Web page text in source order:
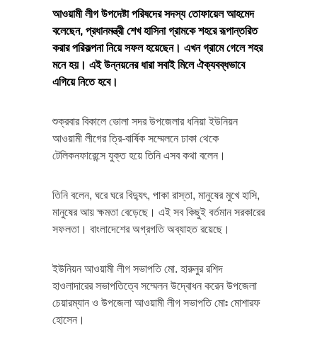
আওয়ামী লীগ উপদেষ্টা পরিষদের সদস্য তোফায়েল আহমেদ
বলেছেন, প্রধানমন্ত্রী শেখ হাসিনা গ্রামকে শহরে রূপান্তরিত
করার পরিকল্পনা নিয়ে সফল হয়েছেন। এখন গ্রামে গেলে শহর
মনে হয়। এই উন্নয়নের ধারা সবাই মিলে ঐক্যবব্ধভাবে
এগিয়ে নিতে হবে।
শুক্রবার বিকালে ভোলা সদর উপজেলার ধনিয়া ইউনিয়ন
আওয়ামী লীগের ত্রি-বার্ষিক সম্মেলনে ঢাকা থেকে
টেলিকনফারেন্সে যুক্ত হয়ে তিনি এসব কথা বলেন।
তিনি বলেন, ঘরে ঘরে বিদ্যুৎ, পাকা রাস্তা, মানুষের মুখে হাসি,
মানুষের আয় ক্ষমতা বেড়েছে। এই সব কিছুই বর্তমান সরকারের
সফলতা। বাংলাদেশের অগ্রগতি অব্যাহত রয়েছে।
ইউনিয়ন আওয়ামী লীগ সভাপতি মো. হারুনুর রশিদ
হাওলাদারের সভাপতিত্বে সম্মেলন উদ্বোধন করেন উপজেলা
চেয়ারম্যান ও উপজেলা আওয়ামী লীগ সভাপতি মোঃ মোশারফ
হোসেন।